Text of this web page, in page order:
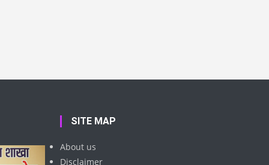
SITE MAP
About us
Disclaimer